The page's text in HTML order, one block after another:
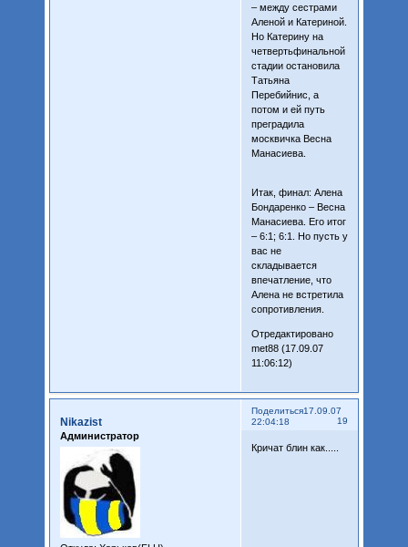
– между сестрами
Аленой и Катериной.
Но Катерину на
четвертьфинальной
стадии остановила
Татьяна
Перебийнис, а
потом и ей путь
преградила
москвичка Весна
Манасиева.
Итак, финал: Алена
Бондаренко – Весна
Манасиева. Его итог
– 6:1; 6:1. Но пусть у
вас не
складывается
впечатление, что
Алена не встретила
сопротивления.
Отредактировано
met88 (17.09.07
11:06:12)
Поделиться
19
17.09.07
22:04:18
Nikazist
Администратор
Кричат блин как.....